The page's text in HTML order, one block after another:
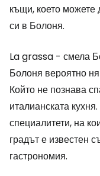
къщи, което можете
си в Болоня.
La grassa - смела
Болоня вероятно
Който не познава
италианската
специалитети, на
градът е известен
гастрономия.